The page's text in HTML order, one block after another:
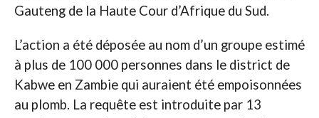
Gauteng de la Haute Cour d’Afrique du Sud.
L’action a été déposée au nom d’un groupe estimé
à plus de 100 000 personnes dans le district de
Kabwe en Zambie qui auraient été empoisonnées
au plomb. La requête est introduite par 13